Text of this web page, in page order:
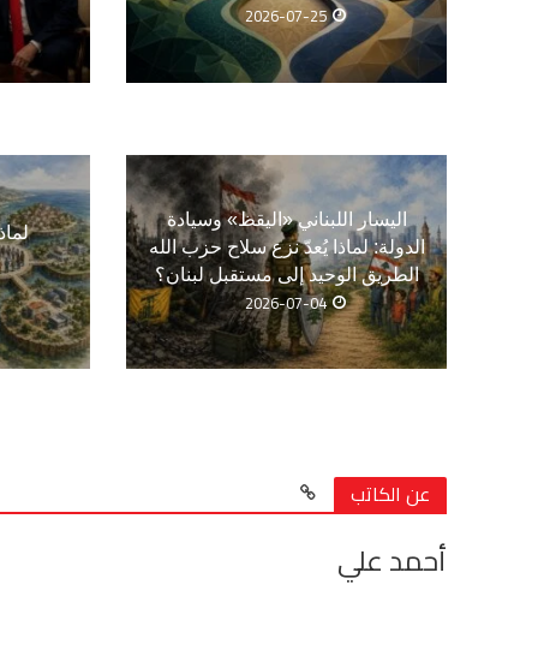
2026-07-25
اليسار اللبناني «اليقظ» وسيادة
الدولة: لماذا يُعدّ نزع سلاح حزب الله
الطريق الوحيد إلى مستقبل لبنان؟
2026-07-04
عن الكاتب
أحمد علي